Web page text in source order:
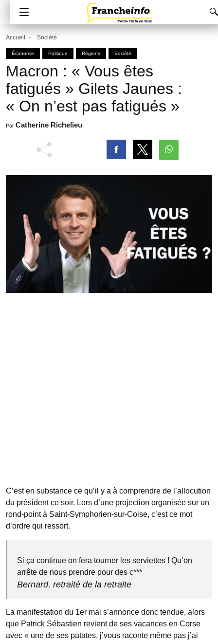
Accueil Société
Économie Politique Régions Société
Macron : « Vous êtes
fatigués » Gilets Jaunes :
« On n’est pas fatigués »
Par Catherine Richelieu
C’est en substance ce qu’il y a à comprendre de l’allocution
du président ce soir. Lors d’une projection organisée sur un
rond-point à Saint-Symphorien-sur-Coise, c’est ce mot
d’ordre qui ressort.
Si ça continue on fera tourner les serviettes ! Qu’on
arrête de nous prendre pour des c***
Bernard, retraité de la retraite
La manifestation du 1er mai s’annonce donc tendue, alors
que Patrick Sébastien revient de ses vacances en Corse
avec « une de ses patates, j’vous raconte même pas j’ai